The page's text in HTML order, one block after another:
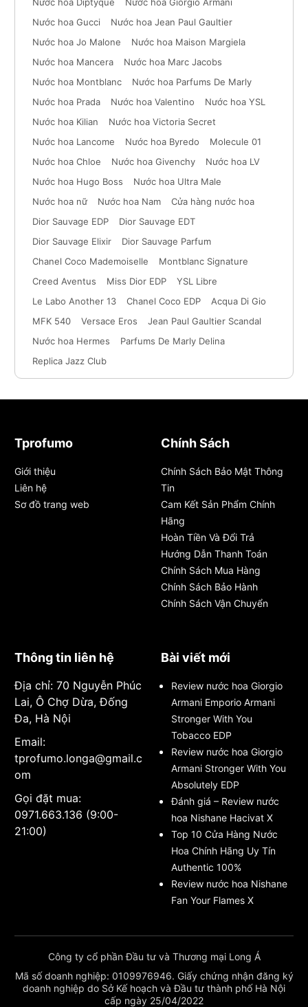
Nước hoa Gucci
Nước hoa Jean Paul Gaultier
Nước hoa Jo Malone
Nước hoa Maison Margiela
Nước hoa Mancera
Nước hoa Marc Jacobs
Nước hoa Montblanc
Nước hoa Parfums De Marly
Nước hoa Prada
Nước hoa Valentino
Nước hoa YSL
Nước hoa Kilian
Nước hoa Victoria Secret
Nước hoa Lancome
Nước hoa Byredo
Molecule 01
Nước hoa Chloe
Nước hoa Givenchy
Nước hoa LV
Nước hoa Hugo Boss
Nước hoa Ultra Male
Nước hoa nữ
Nước hoa Nam
Cửa hàng nước hoa
Dior Sauvage EDP
Dior Sauvage EDT
Dior Sauvage Elixir
Dior Sauvage Parfum
Chanel Coco Mademoiselle
Montblanc Signature
Creed Aventus
Miss Dior EDP
YSL Libre
Le Labo Another 13
Chanel Coco EDP
Acqua Di Gio
MFK 540
Versace Eros
Jean Paul Gaultier Scandal
Nước hoa Hermes
Parfums De Marly Delina
Replica Jazz Club
Tprofumo
Giới thiệu
Liên hệ
Sơ đồ trang web
Chính Sách
Chính Sách Bảo Mật Thông
Tin
Cam Kết Sản Phẩm Chính
Hãng
Hoàn Tiền Và Đổi Trả
Hướng Dẫn Thanh Toán
Chính Sách Mua Hàng
Chính Sách Bảo Hành
Chính Sách Vận Chuyển
Thông tin liên hệ
Địa chỉ: 70 Nguyễn Phúc
Lai, Ô Chợ Dừa, Đống
Đa, Hà Nội
Email:
tprofumo.longa@gmail.c
om
Gọi đặt mua:
0971.663.136 (9:00-
21:00)
Bài viết mới
Review nước hoa Giorgio
Armani Emporio Armani
Stronger With You
Tobacco EDP
Review nước hoa Giorgio
Armani Stronger With You
Absolutely EDP
Đánh giá – Review nước
hoa Nishane Hacivat X
Top 10 Cửa Hàng Nước
Hoa Chính Hãng Uy Tín
Authentic 100%
Review nước hoa Nishane
Fan Your Flames X
Công ty cổ phần Đầu tư và Thương mại Long Á
Mã số doanh nghiệp: 0109976946. Giấy chứng nhận đăng ký
doanh nghiệp do Sở Kế hoạch và Đầu tư thành phố Hà Nội
cấp ngày 25/04/2022